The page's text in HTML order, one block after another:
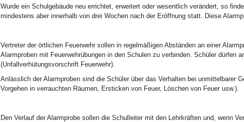
Wurde ein Schulgebäude neu errichtet, erweitert oder wesentlich verändert, so
mindestens aber innerhalb von drei Wochen nach der Eröffnung statt. Diese
Vertreter der örtlichen Feuerwehr sollen in regelmäßigen Abständen an einer
Alarmproben mit Feuerwehrübungen in den Schulen zu verbinden. Schüler dürfen
(Unfallverhütungsvorschrift Feuerwehr).
Anlässlich der Alarmproben sind die Schüler über das Verhalten bei unmittelbarer
Vorgehen in verrauchten Räumen, Ersticken von Feuer, Löschen von Feuer usw.).
Den Verlauf der Alarmprobe sollen die Schulleiter mit den Lehrkräften und, wenn